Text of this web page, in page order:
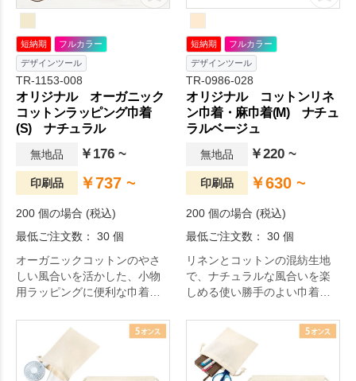
短納期
フルカラー
デザインツール
TR-1153-008
オリジナル オーガニック
コットンラッピング巾着
(S) ナチュラル
無地品 ￥176 ~
印刷品 ￥737 ~
200 個の場合 (税込)
最低ご注文数： 30 個
オーガニックコットンのやさ
しい風合いを活かした、小物
用ラッピングに便利な巾着で
短納期
フルカラー
デザインツール
TR-0986-028
オリジナル コットンリネ
ン巾着・麻巾着(M) ナチュ
ラルベージュ
無地品 ￥220 ~
印刷品 ￥630 ~
200 個の場合 (税込)
最低ご注文数： 30 個
リネンとコットンの混紡生地
で、ナチュラルな風合いを楽
しめる使い勝手のよい巾着で